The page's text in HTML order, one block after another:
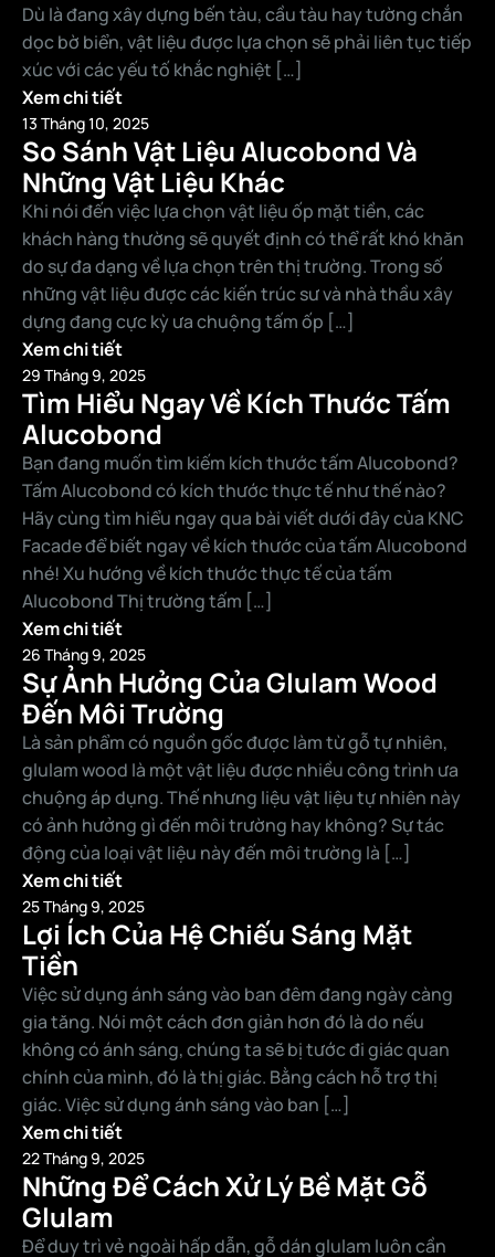
Dù là đang xây dựng bến tàu, cầu tàu hay tường chắn
dọc bờ biển, vật liệu được lựa chọn sẽ phải liên tục tiếp
xúc với các yếu tố khắc nghiệt […]
Xem chi tiết
13 Tháng 10, 2025
So Sánh Vật Liệu Alucobond Và
Những Vật Liệu Khác
Khi nói đến việc lựa chọn vật liệu ốp mặt tiền, các
khách hàng thường sẽ quyết định có thể rất khó khăn
do sự đa dạng về lựa chọn trên thị trường. Trong số
những vật liệu được các kiến ​​trúc sư và nhà thầu xây
dựng đang cực kỳ ưa chuộng tấm ốp […]
Xem chi tiết
29 Tháng 9, 2025
Tìm Hiểu Ngay Về Kích Thước Tấm
Alucobond
Bạn đang muốn tìm kiếm kích thước tấm Alucobond?
Tấm Alucobond có kích thước thực tế như thế nào?
Hãy cùng tìm hiểu ngay qua bài viết dưới đây của KNC
Facade để biết ngay về kích thước của tấm Alucobond
nhé! Xu hướng về kích thước thực tế của tấm
Alucobond Thị trường tấm […]
Xem chi tiết
26 Tháng 9, 2025
Sự Ảnh Hưởng Của Glulam Wood
Đến Môi Trường
Là sản phẩm có nguồn gốc được làm từ gỗ tự nhiên,
glulam wood là một vật liệu được nhiều công trình ưa
chuộng áp dụng. Thế nhưng liệu vật liệu tự nhiên này
có ảnh hưởng gì đến môi trường hay không? Sự tác
động của loại vật liệu này đến môi trường là […]
Xem chi tiết
25 Tháng 9, 2025
Lợi Ích Của Hệ Chiếu Sáng Mặt
Tiền
Việc sử dụng ánh sáng vào ban đêm đang ngày càng
gia tăng. Nói một cách đơn giản hơn đó là do nếu
không có ánh sáng, chúng ta sẽ bị tước đi giác quan
chính của mình, đó là thị giác. Bằng cách hỗ trợ thị
giác. Việc sử dụng ánh sáng vào ban […]
Xem chi tiết
22 Tháng 9, 2025
Những Để Cách Xử Lý Bề Mặt Gỗ
Glulam
Để duy trì vẻ ngoài hấp dẫn, gỗ dán glulam luôn cần